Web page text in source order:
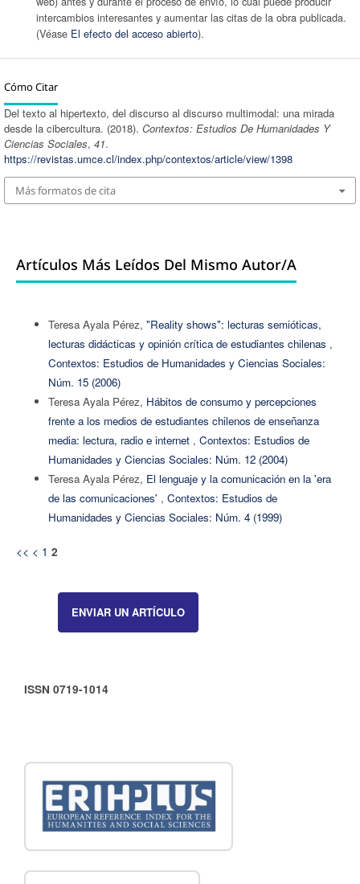
intercambios interesantes y aumentar las citas de la obra publicada.
(Véase El efecto del acceso abierto).
Cómo Citar
Del texto al hipertexto, del discurso al discurso multimodal: una mirada
desde la cibercultura. (2018). Contextos: Estudios De Humanidades Y
Ciencias Sociales, 41.
https://revistas.umce.cl/index.php/contextos/article/view/1398
Más formatos de cita
Artículos Más Leídos Del Mismo Autor/a
Teresa Ayala Pérez, "Reality shows": lecturas semióticas,
lecturas didácticas y opinión crítica de estudiantes chilenas ,
Contextos: Estudios de Humanidades y Ciencias Sociales:
Núm. 15 (2006)
Teresa Ayala Pérez, Hábitos de consumo y percepciones
frente a los medios de estudiantes chilenos de enseñanza
media: lectura, radio e internet , Contextos: Estudios de
Humanidades y Ciencias Sociales: Núm. 12 (2004)
Teresa Ayala Pérez, El lenguaje y la comunicación en la 'era
de las comunicaciones' , Contextos: Estudios de
Humanidades y Ciencias Sociales: Núm. 4 (1999)
<< < 1 2
ENVIAR UN ARTÍCULO
ISSN 0719-1014